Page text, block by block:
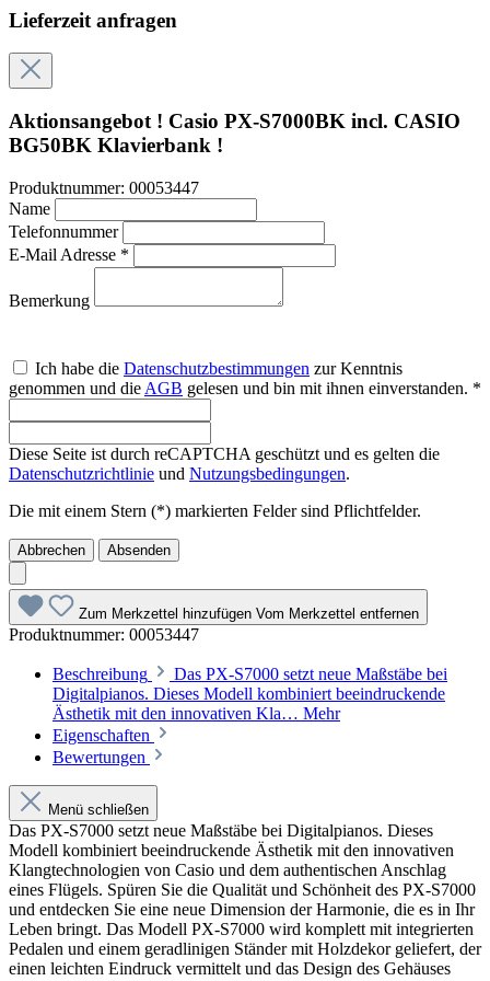
Lieferzeit anfragen
Aktionsangebot ! Casio PX-S7000BK incl. CASIO
BG50BK Klavierbank !
Produktnummer: 00053447
Name
Telefonnummer
E-Mail Adresse *
Bemerkung
Ich habe die Datenschutzbestimmungen zur Kenntnis
genommen und die AGB gelesen und bin mit ihnen einverstanden. *
Diese Seite ist durch reCAPTCHA geschützt und es gelten die
Datenschutzrichtlinie und Nutzungsbedingungen.
Die mit einem Stern (*) markierten Felder sind Pflichtfelder.
Abbrechen Absenden
Zum Merkzettel hinzufügen Vom Merkzettel entfernen
Produktnummer: 00053447
Beschreibung
Das PX-S7000 setzt neue Maßstäbe bei
Digitalpianos. Dieses Modell kombiniert beeindruckende
Ästhetik mit den innovativen Kla… Mehr
Eigenschaften
Bewertungen
Menü schließen
Das PX-S7000 setzt neue Maßstäbe bei Digitalpianos. Dieses
Modell kombiniert beeindruckende Ästhetik mit den innovativen
Klangtechnologien von Casio und dem authentischen Anschlag
eines Flügels. Spüren Sie die Qualität und Schönheit des PX-S7000
und entdecken Sie eine neue Dimension der Harmonie, die es in Ihr
Leben bringt. Das Modell PX-S7000 wird komplett mit integrierten
Pedalen und einem geradlinigen Ständer mit Holzdekor geliefert, der
einen leichten Eindruck vermittelt und das Design des Gehäuses